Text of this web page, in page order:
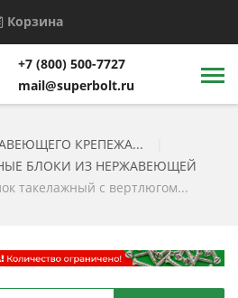
Корзина
+7 (800) 500-7727
mail@superbolt.ru
КРЕПЕЖА...
БЛОКИ ИЗ НЕРЖАВЕЮЩЕЙ
такелажный с вертлюгом...